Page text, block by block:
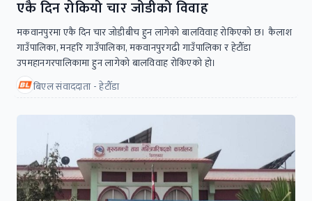
एकै दिन रोकियो चार जोडीको विवाह
मकवानपुरमा एकै दिन चार जोडीबीच हुन लागेको बालविवाह रोकिएको छ। कैलाश
गाउँपालिका, मनहरि गाउँपालिका, मकवानपुरगढी गाउँपालिका र हेटौँडा
उपमहानगरपालिकामा हुन लागेको बालविवाह रोकिएको हो।
बिएल संवाददाता - हेटौँडा